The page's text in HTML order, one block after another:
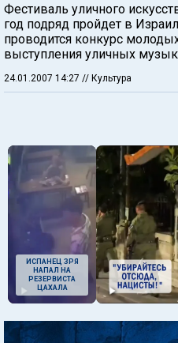
Фестиваль уличного
год подряд пройдет в
проводится конкурс
выступления уличных
24.01.2007 14:27 // Культура
ИСПАНЕЦ ЗРЯ
НАПАЛ НА
РЕЗЕРВИСТА
ЦАХАЛА